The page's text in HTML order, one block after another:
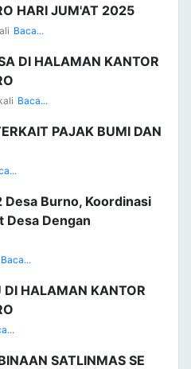
HARI JUM'AT 2025
Baca...
DI HALAMAN KANTOR
Baca...
PAJAK BUMI DAN
Desa Burno, Koordinasi
Desa Dengan
Baca...
DI HALAMAN KANTOR
SATLINMAS SE